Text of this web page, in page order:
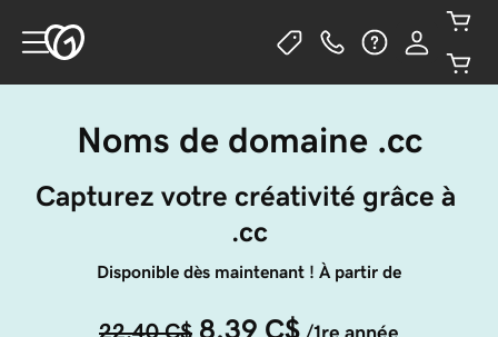
Noms de domaine .cc
Capturez votre créativité grâce à
.cc
Disponible dès maintenant ! À partir de
22,40 C$ 8,39 C$ /1re année